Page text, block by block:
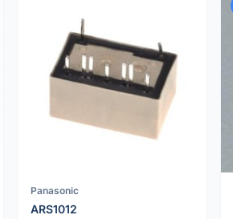
Panasonic
ARS1012